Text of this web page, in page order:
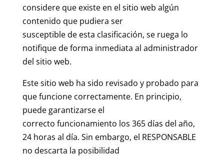
considere que existe en el sitio web algún
contenido que pudiera ser
susceptible de esta clasificación, se ruega lo
notifique de forma inmediata al administrador
del sitio web.
Este sitio web ha sido revisado y probado para
que funcione correctamente. En principio,
puede garantizarse el
correcto funcionamiento los 365 días del año,
24 horas al día. Sin embargo, el RESPONSABLE
no descarta la posibilidad